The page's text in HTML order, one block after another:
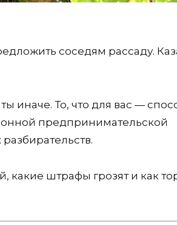
соседям рассаду.
иначе. То, что для вас —
предпринимательской
какие штрафы грозят и как